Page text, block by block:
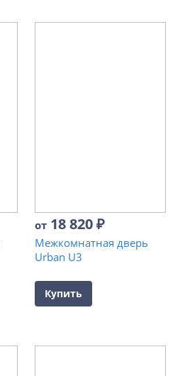
от 18 820₽
Межкомнатная дверь
Urban U3
Купить